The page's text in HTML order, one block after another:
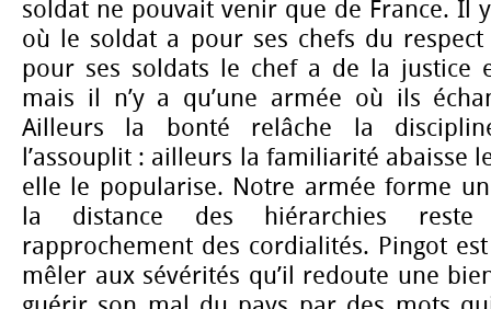
soldat ne pouvait venir que de France. Il
où le soldat a pour ses chefs du
pour ses soldats le chef a de la justice
mais il n’y a qu’une armée où ils
Ailleurs la bonté relâche la
l’assouplit : ailleurs la familiarité abaisse
elle le popularise. Notre armée forme
la distance des hiérarchies
rapprochement des cordialités. Pingot
mêler aux sévérités qu’il redoute une